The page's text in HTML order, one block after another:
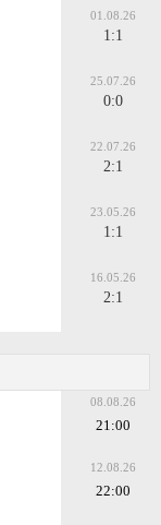
01.08.26
1:1
25.07.26
0:0
22.07.26
2:1
23.05.26
1:1
16.05.26
2:1
08.08.26
21:00
12.08.26
22:00